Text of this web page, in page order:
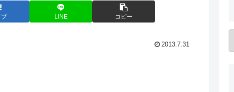
LINE コピー
2013.7.31